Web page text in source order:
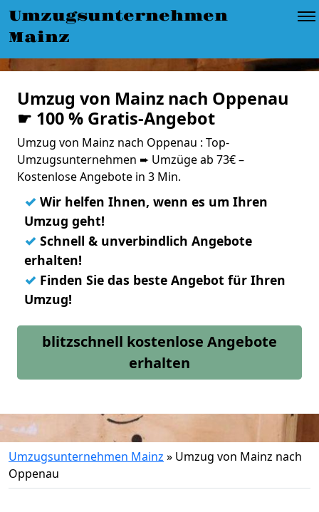
Umzugsunternehmen
Mainz
Umzug von Mainz nach Oppenau
☛ 100 % Gratis-Angebot
Umzug von Mainz nach Oppenau : Top-
Umzugsunternehmen ➨ Umzüge ab 73€ –
Kostenlose Angebote in 3 Min.
✓ Wir helfen Ihnen, wenn es um Ihren
Umzug geht!
✓ Schnell & unverbindlich Angebote
erhalten!
✓ Finden Sie das beste Angebot für Ihren
Umzug!
blitzschnell kostenlose Angebote
erhalten
Umzugsunternehmen Mainz » Umzug von Mainz nach
Oppenau